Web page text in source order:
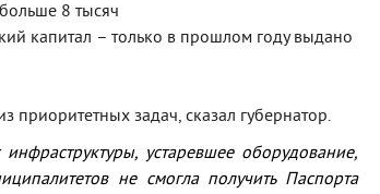
8 тысяч
капитал – только в прошлом году выдано
задач, сказал губернатор.
устаревшее оборудование,
не смогла получить Паспорта